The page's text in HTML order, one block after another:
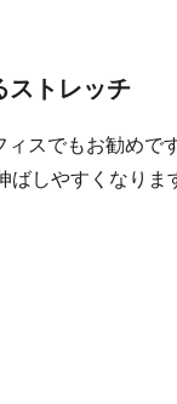
ストレッチ
スでもお勧めで
しやすくなりま